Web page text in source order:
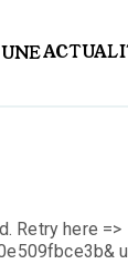
Retry here =>